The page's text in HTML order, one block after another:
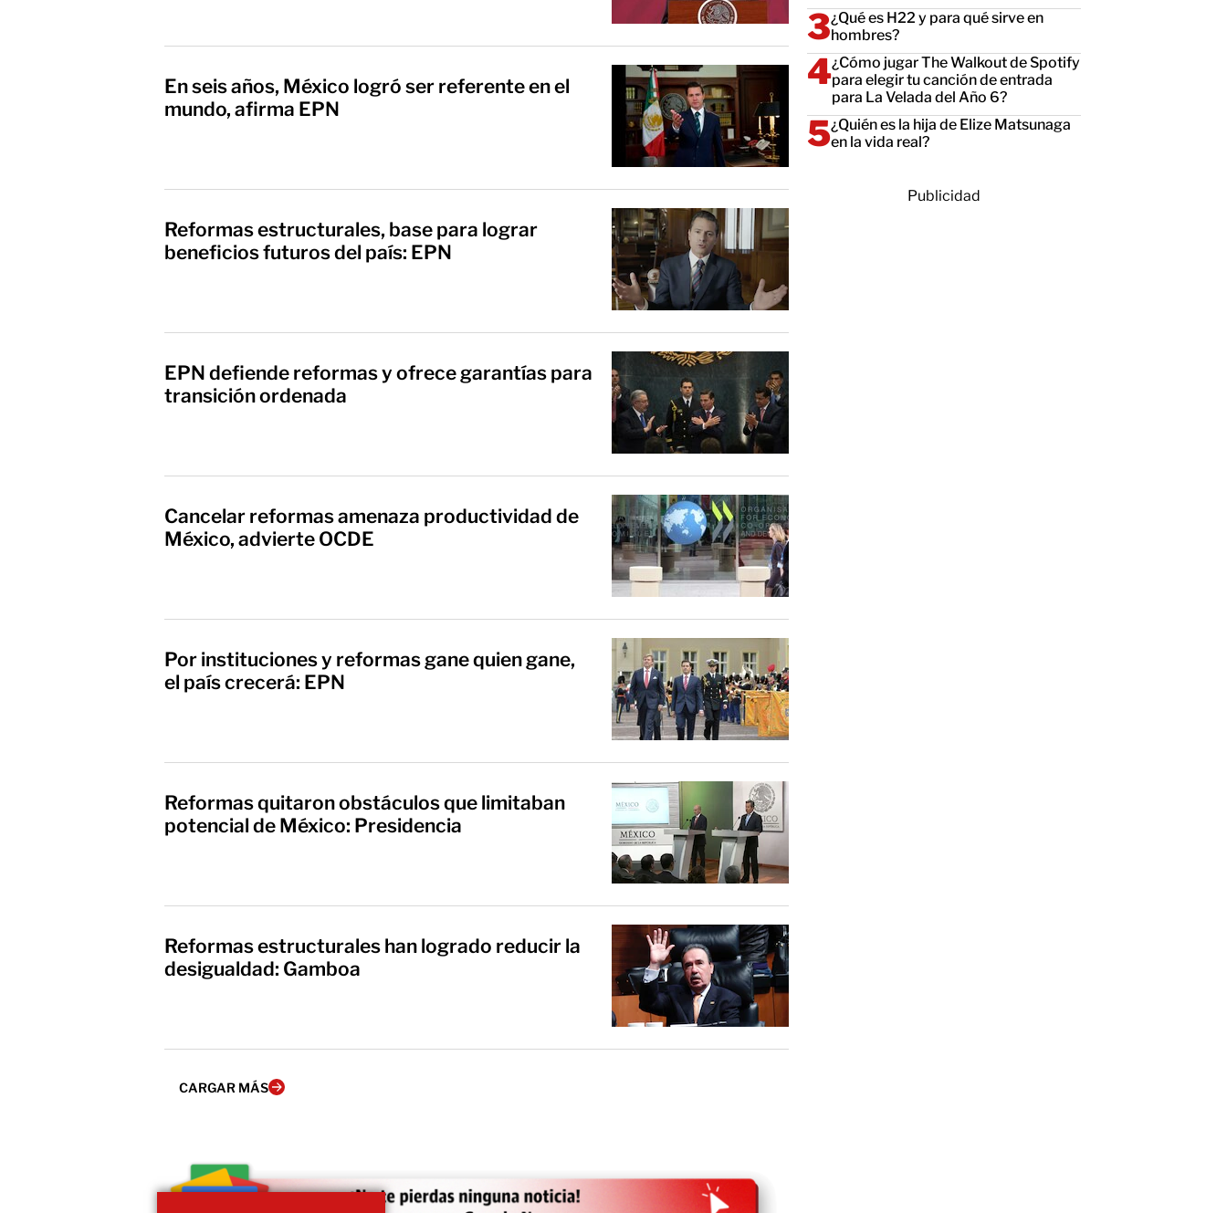
En seis años, México logró ser referente en el
mundo, afirma EPN
Reformas estructurales, base para lograr
beneficios futuros del país: EPN
EPN defiende reformas y ofrece garantías para
transición ordenada
Cancelar reformas amenaza productividad de
México, advierte OCDE
Por instituciones y reformas gane quien gane,
el país crecerá: EPN
Reformas quitaron obstáculos que limitaban
potencial de México: Presidencia
Reformas estructurales han logrado reducir la
desigualdad: Gamboa
CARGAR MÁS
¿Qué es H22 y para qué sirve en
hombres?
¿Cómo jugar The Walkout de Spotify
para elegir tu canción de entrada
para La Velada del Año 6?
¿Quién es la hija de Elize Matsunaga
en la vida real?
Publicidad